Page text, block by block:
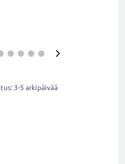
3-5 arkipäivää